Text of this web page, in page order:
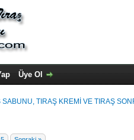
Üye Ol
SABUNU, TIRAŞ KREMİ VE TIRAŞ